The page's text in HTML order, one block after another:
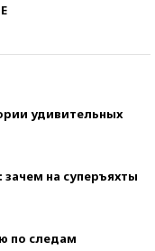
удивительных
на суперъяхты
по следам